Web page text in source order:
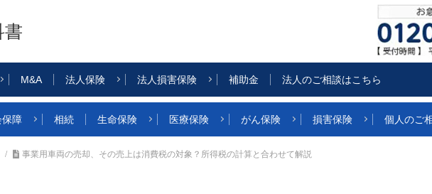
書
M&A 法人保険 法人損害保険 補助金 法人のご相談はこちら
保障 相続 生命保険 医療保険 がん保険 損害保険 個人のご
事業用車両の売却、その売上は消費税の対象？所得税の計算と合わせて解説